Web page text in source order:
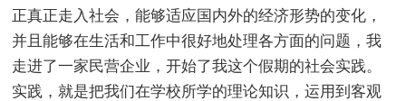
正真正走入社会，能够适应国内外的经济形势的变化，
并且能够在生活和工作中很好地处理各方面的问题，我
走进了一家民营企业，开始了我这个假期的社会实践。
实践，就是把我们在学校所学的理论知识，运用到客观